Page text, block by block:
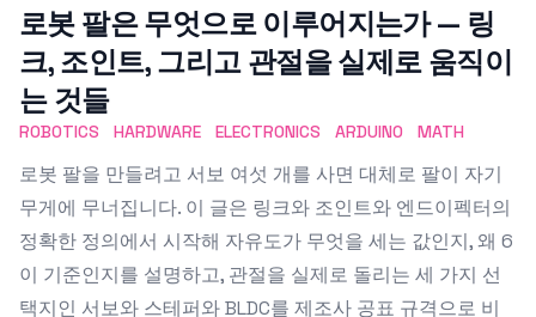
로봇 팔은 무엇으로 이루어지는가 — 링
크, 조인트, 그리고 관절을 실제로 움직이
는 것들
ROBOTICS HARDWARE ELECTRONICS ARDUINO MATH
로봇 팔을 만들려고 서보 여섯 개를 사면 대체로 팔이 자기
무게에 무너집니다. 이 글은 링크와 조인트와 엔드이펙터의
정확한 정의에서 시작해 자유도가 무엇을 세는 값인지, 왜 6
이 기준인지를 설명하고, 관절을 실제로 돌리는 세 가지 선
택지인 서보와 스테퍼와 BLDC를 제조사 공표 규격으로 비